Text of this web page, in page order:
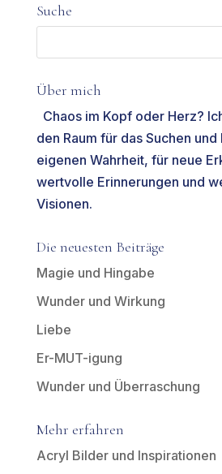
Suche
Über mich
Chaos im Kopf oder Herz?
den Raum für das Suchen
eigenen Wahrheit, für neue
wertvolle Erinnerungen und
Visionen.
Die neuesten Beiträge
Magie und Hingabe
Wunder und Wirkung
Liebe
Er-MUT-igung
Wunder und Überraschung
Mehr erfahren
Acryl Bilder und Inspirationen